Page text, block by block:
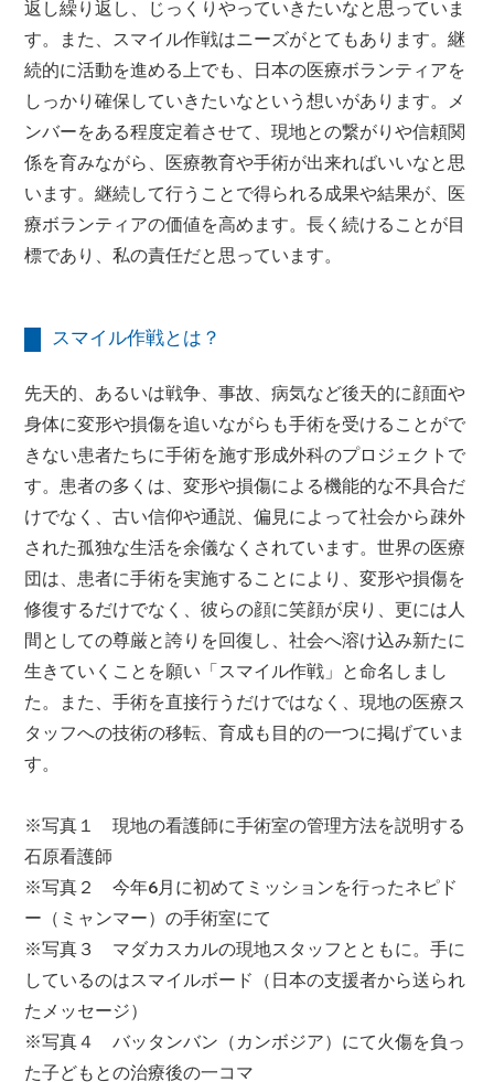
返し繰り返し、じっくりやっていきたいなと思っていま
す。また、スマイル作戦はニーズがとてもあります。継
続的に活動を進める上でも、日本の医療ボランティアを
しっかり確保していきたいなという想いがあります。メ
ンバーをある程度定着させて、現地との繋がりや信頼関
係を育みながら、医療教育や手術が出来ればいいなと思
います。継続して行うことで得られる成果や結果が、医
療ボランティアの価値を高めます。長く続けることが目
標であり、私の責任だと思っています。
スマイル作戦とは？
先天的、あるいは戦争、事故、病気など後天的に顔面や
身体に変形や損傷を追いながらも手術を受けることがで
きない患者たちに手術を施す形成外科のプロジェクトで
す。患者の多くは、変形や損傷による機能的な不具合だ
けでなく、古い信仰や通説、偏見によって社会から疎外
された孤独な生活を余儀なくされています。世界の医療
団は、患者に手術を実施することにより、変形や損傷を
修復するだけでなく、彼らの顔に笑顔が戻り、更には人
間としての尊厳と誇りを回復し、社会へ溶け込み新たに
生きていくことを願い「スマイル作戦」と命名しまし
た。また、手術を直接行うだけではなく、現地の医療ス
タッフへの技術の移転、育成も目的の一つに掲げていま
す。
※写真１ 現地の看護師に手術室の管理方法を説明する
石原看護師
※写真２ 今年6月に初めてミッションを行ったネピド
ー（ミャンマー）の手術室にて
※写真３ マダカスカルの現地スタッフとともに。手に
しているのはスマイルボード（日本の支援者から送られ
たメッセージ）
※写真４ バッタンバン（カンボジア）にて火傷を負っ
た子どもとの治療後の一コマ